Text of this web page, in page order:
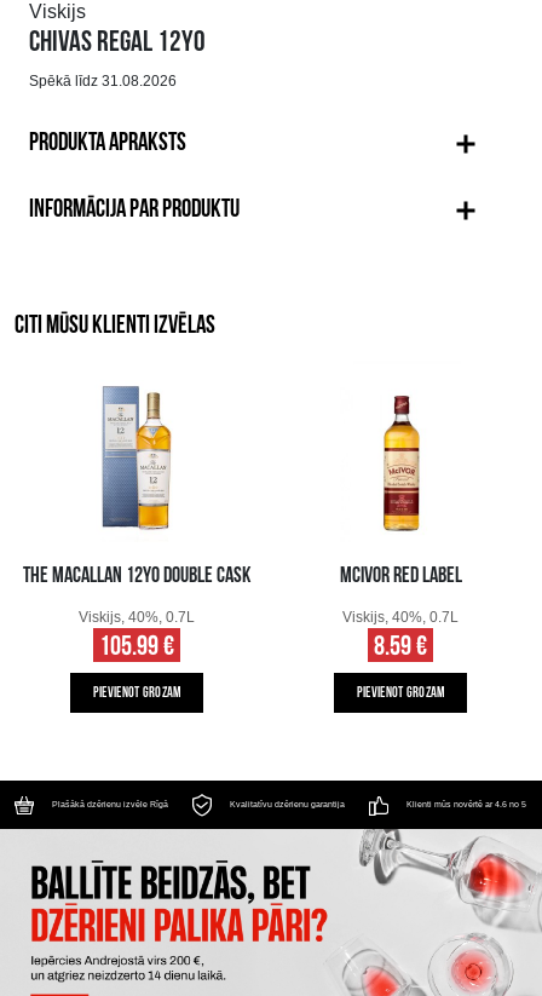
Viskijs
CHIVAS REGAL 12YO
Spēkā līdz 31.08.2026
PRODUKTA APRAKSTS
INFORMĀCIJA PAR PRODUKTU
CITI MŪSU KLIENTI IZVĒLAS
THE MACALLAN 12YO DOUBLE CASK
Viskijs, 40%, 0.7L
105.99 €
PIEVIENOT GROZAM
MCIVOR RED LABEL
Viskijs, 40%, 0.7L
8.59 €
PIEVIENOT GROZAM
Plašākā dzērienu izvēle Rīgā Kvalitatīvu dzērienu garantija Klienti mūs novērtē ar 4.6 no 5